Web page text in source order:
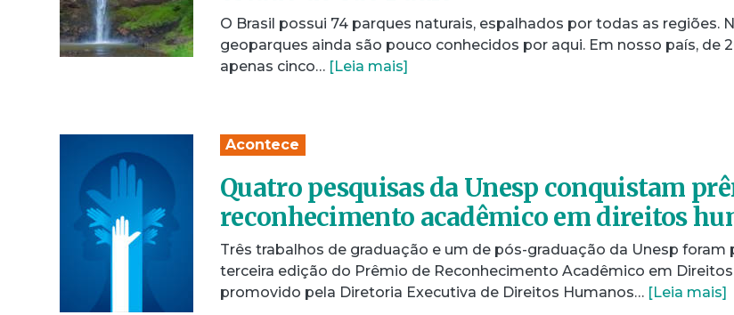
O Brasil possui 74 parques naturais, espalhados por todas as regiões.
geoparques ainda são pouco conhecidos por aqui. Em nosso país, de
apenas cinco… [Leia mais]
Acontece
Quatro pesquisas da Unesp conquistam
reconhecimento acadêmico em direitos
Três trabalhos de graduação e um de pós-graduação da Unesp foram
terceira edição do Prêmio de Reconhecimento Acadêmico em
promovido pela Diretoria Executiva de Direitos Humanos… [Leia mais]